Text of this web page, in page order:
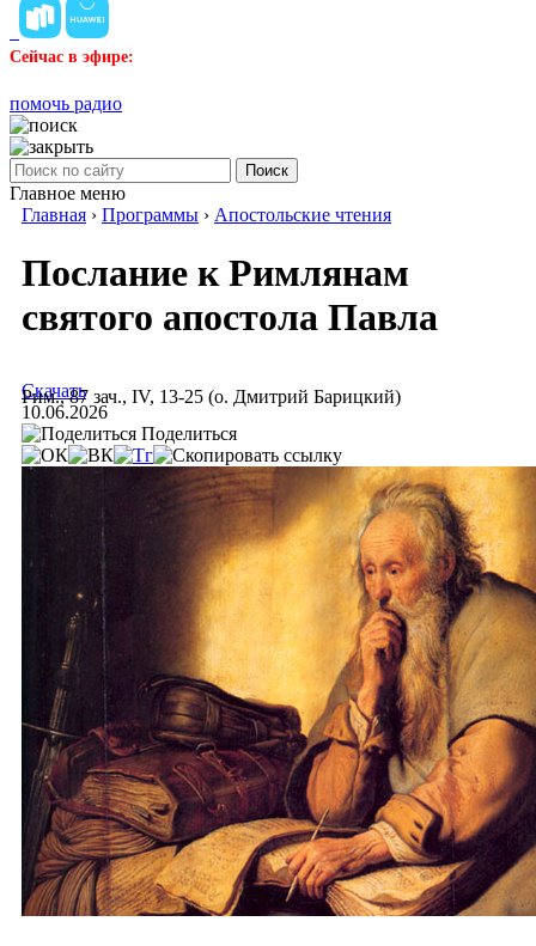
Сейчас в эфире:
помочь радио
Поиск
Главное меню
Главная › Программы › Апостольские чтения
Послание к Римлянам
святого апостола Павла
Рим., 87 зач., IV, 13-25 (о. Дмитрий Барицкий)
Скачать
10.06.2026
Поделиться